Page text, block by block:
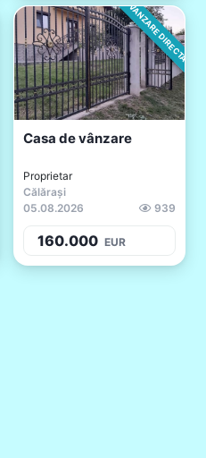
VANZARE DIRECTA
Casa de vânzare
Proprietar
Călărași
05.08.2026
939
160.000 EUR